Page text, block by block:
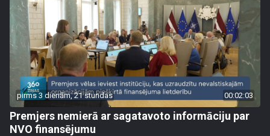
pirms 3 dienām, 21 stundas 00:02:03
Premjers nemierā ar sagatavoto informāciju par
NVO finansējumu